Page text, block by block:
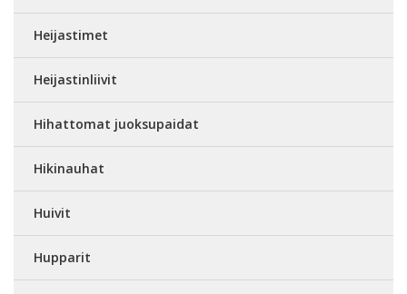
Heijastimet
Heijastinliivit
Hihattomat juoksupaidat
Hikinauhat
Huivit
Hupparit